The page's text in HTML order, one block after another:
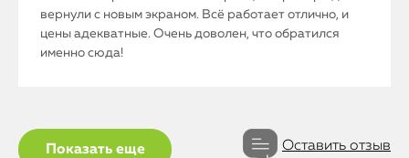
вернули с новым экраном. Всё работает отлично, и
цены адекватные. Очень доволен, что обратился
именно сюда!
Показать еще Оставить отзыв